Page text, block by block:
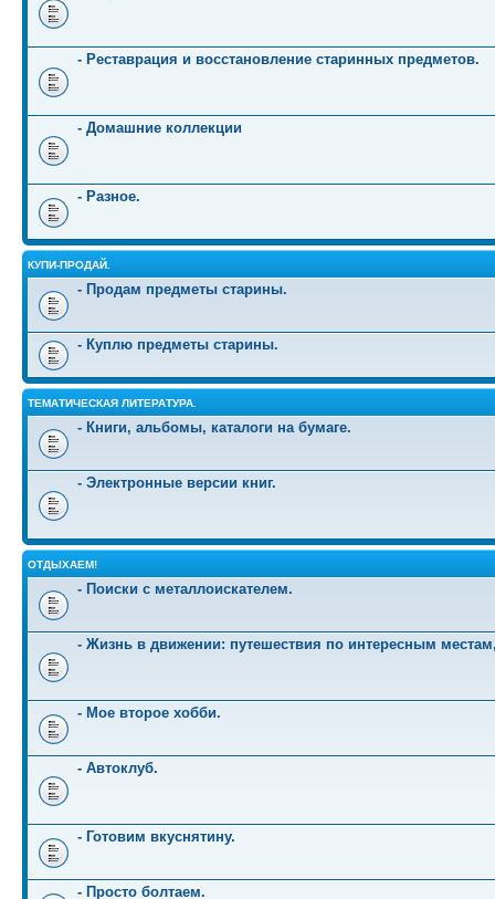
- Реставрация и восстановление старинных предметов.
- Домашние коллекции
- Разное.
КУПИ-ПРОДАЙ.
- Продам предметы старины.
- Куплю предметы старины.
ТЕМАТИЧЕСКАЯ ЛИТЕРАТУРА.
- Книги, альбомы, каталоги на бумаге.
- Электронные версии книг.
ОТДЫХАЕМ!
- Поиски с металлоискателем.
- Жизнь в движении: путешествия по интересным
- Мое второе хобби.
- Автоклуб.
- Готовим вкуснятину.
- Просто болтаем.